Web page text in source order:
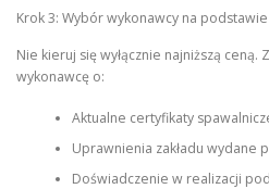
Krok 3: Wybór wykonawcy na
Nie kieruj się wyłącznie najniższą
wykonawcę o:
Aktualne certyfikaty
Uprawnienia zakładu wydane
Doświadczenie w realizacji